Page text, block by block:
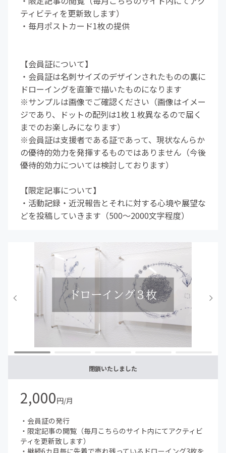
ティビティを更新致します）
・毎月ポストカード1枚の提供
【会員証について】
・会員証は名刺サイズのデザインされたものの裏に
ドローイングを直筆で描いたものになります
※サンプルは画像でご確認ください（画像はイメー
ジであり、ドットの配列は1枚１枚異なるので届く
までのお楽しみになります）
※会員証は支援者である証であって、現状なんらか
の優待的効力を発揮するものではありません（今後
優待的効力については検討しております）
【限定記事について】
・活動記録・近況報告とそれに対する心境や展望な
どを投稿していきます（500～2000文字程度）
閉鎖いたしました
2,000円/月
・会員証の発行
・限定記事の閲覧（毎月こちらのサイト内にてアクティビ
ティを更新致します）